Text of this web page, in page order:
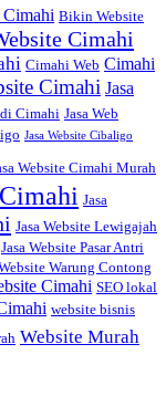
Bikin Website
Cimahi
Cimahi Web Cimahi
Cimahi Jasa
di Cimahi Jasa Web
Jasa Website Cibaligo
Website Cimahi Murah
Jasa
Jasa Website Lewigajah
Jasa Website Pasar Antri
Warung Contong
Cimahi SEO lokal
website bisnis
Website Murah